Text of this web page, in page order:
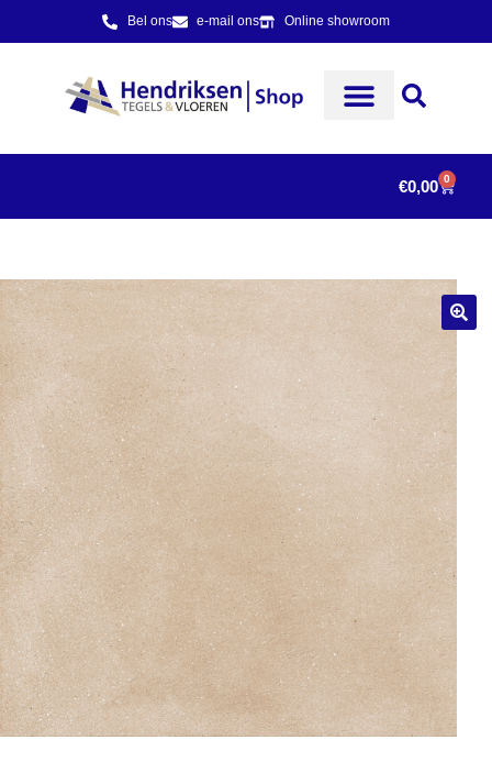
Bel ons e-mail ons Online showroom
€0,00 0